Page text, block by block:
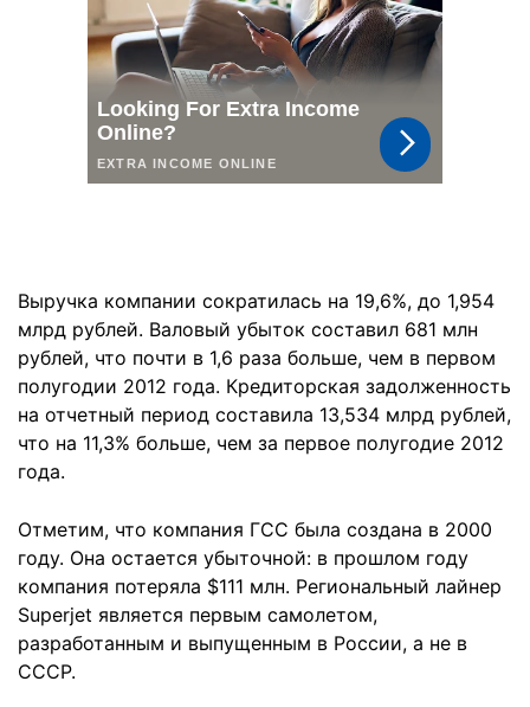
Выручка компании сократилась на 19,6%, до 1,954
млрд рублей. Валовый убыток составил 681 млн
рублей, что почти в 1,6 раза больше, чем в первом
полугодии 2012 года. Кредиторская задолженность
на отчетный период составила 13,534 млрд рублей,
что на 11,3% больше, чем за первое полугодие 2012
года.
Отметим, что компания ГСС была создана в 2000
году. Она остается убыточной: в прошлом году
компания потеряла $111 млн. Региональный лайнер
Superjet является первым самолетом,
разработанным и выпущенным в России, а не в
СССР.